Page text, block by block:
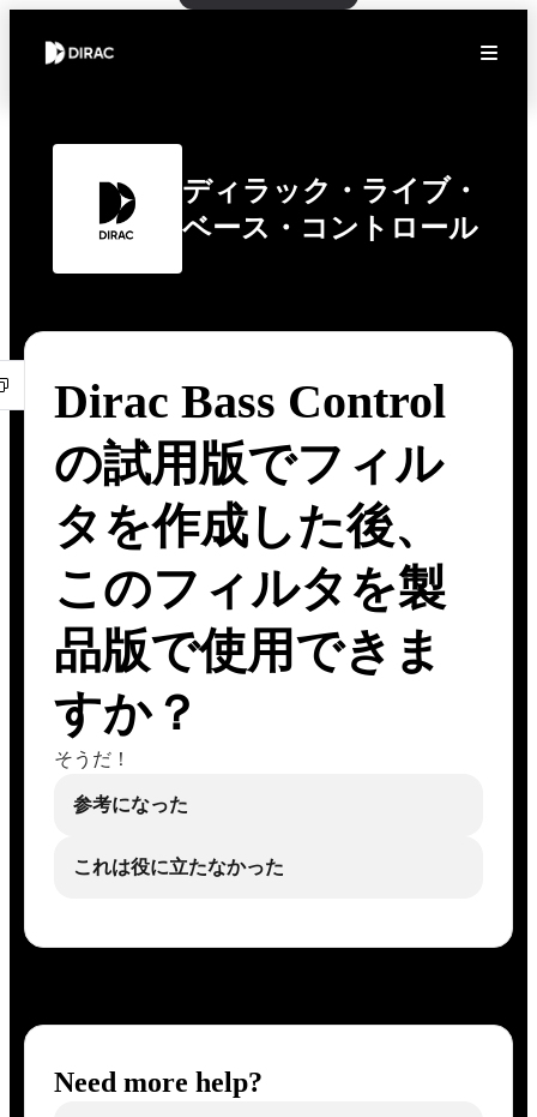
ディラック・ライブ・
ベース・コントロール
Dirac Bass Control
の試用版でフィル
タを作成した後、
このフィルタを製
品版で使用できま
すか？
そうだ！
参考になった
これは役に立たなかった
Need more help?